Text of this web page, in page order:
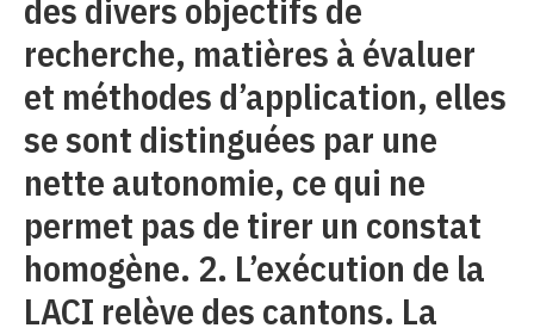
des divers objectifs de
recherche, matières à évaluer
et méthodes d’application, elles
se sont distinguées par une
nette autonomie, ce qui ne
permet pas de tirer un constat
homogène. 2. L’exécution de la
LACI relève des cantons. La